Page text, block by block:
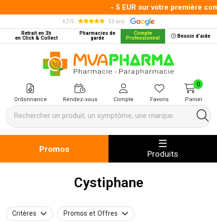
- 5 EUR sur votre première
4,7/5
53 avis
Retrait en 3h
en Click & Collect
Pharmacies de
garde
Compte
Professionnel Besoin d’aide
MVA Pharma Votre pharmacie
Ordonnance Rendez-vous Compte Favoris Panier
0
Promos Produits
Cystiphane
Critères Promos et Offres